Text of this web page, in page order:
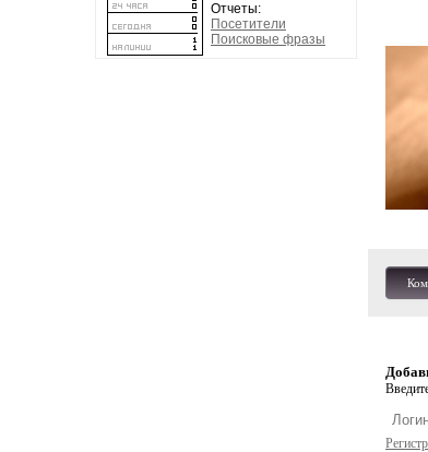
Отчеты:
Посетители
Поисковые фразы